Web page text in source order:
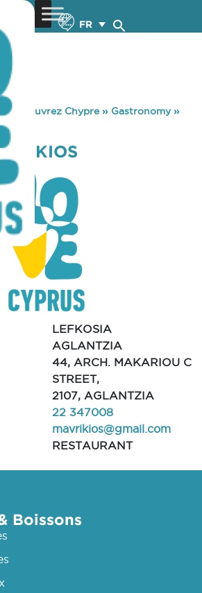
FR
»Découvrez Chypre» Gastronomy»
LEFKOSIA
AGLANTZIA
44, ARCH. MAKARIOU C
STREET,
2107, AGLANTZIA
22 347008
mavrikios@gmail.com
RESTAURANT
Boissons